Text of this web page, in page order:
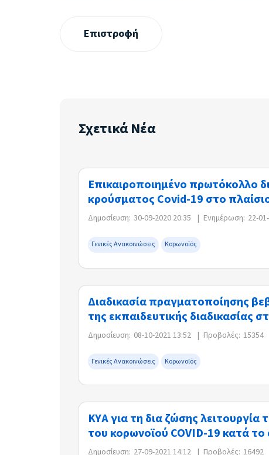
Επιστροφή
Σχετικά Νέα
Επικαιροποιημένο πρωτόκολλο
κρούσματος Covid-19 στο
Δημοσίευση: 30-09-2020 20:35 | Ενημέρωση: 22-
Γενικές Ανακοινώσεις Κορωνοϊός
Διαδικασία πραγματοποίησης
της εκπαιδευτικής διαδικασίας
Δημοσίευση: 08-10-2021 13:52 | Προβολές: 15354
Γενικές Ανακοινώσεις Κορωνοϊός
ΚΥΑ για τη δια ζώσης
του κορωνοϊού COVID-19 κατά
Δημοσίευση: 27-09-2021 14:12 | Προβολές: 16492